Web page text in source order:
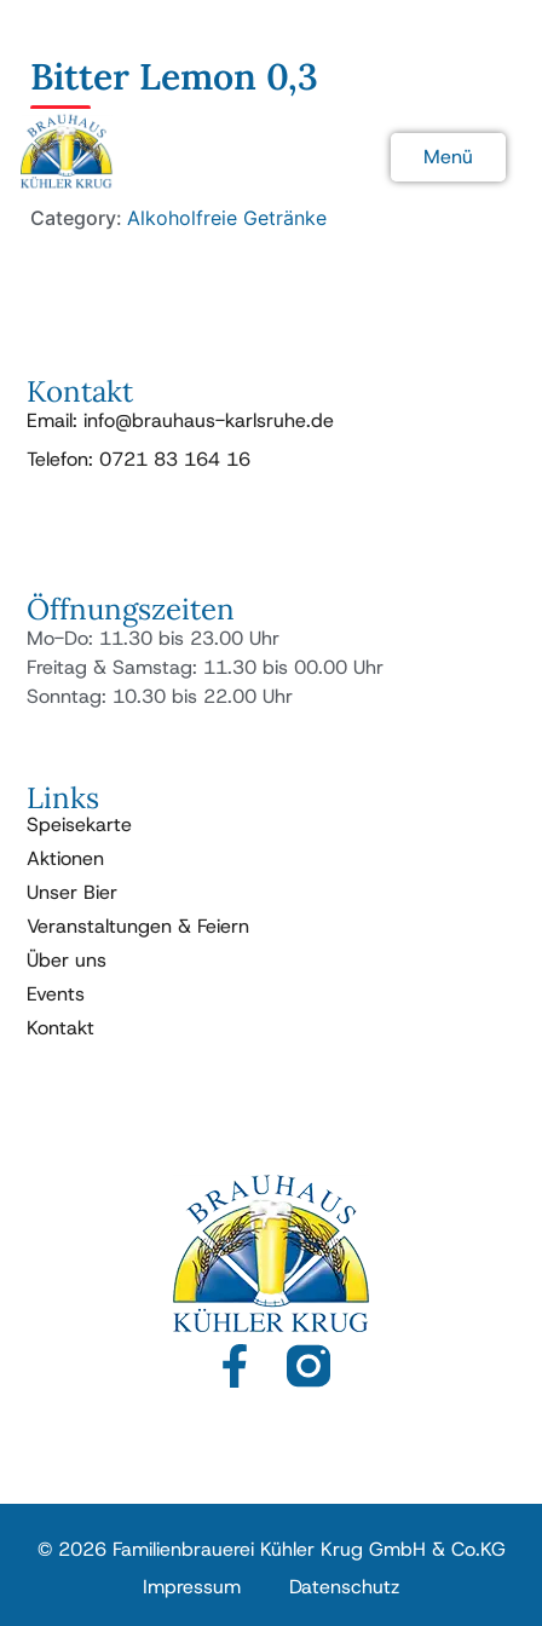
Menü
Bitter Lemon 0,3
3.90 €
0,3 l
Category: Alkoholfreie Getränke
Öffnungszeiten
Mo-Do: 11.30 bis 23.00 Uhr
Freitag & Samstag: 11.30 bis 00.00 Uhr
Sonntag: 10.30 bis 22.00 Uhr
Kontakt
Email: info@brauhaus-karlsruhe.de
Telefon: 0721 83 164 16
Links
Speisekarte
Aktionen
Unser Bier
Veranstaltungen & Feiern
Über uns
Events
Kontakt
© 2026 Familienbrauerei Kühler Krug GmbH & Co.KG
Impressum
Datenschutz